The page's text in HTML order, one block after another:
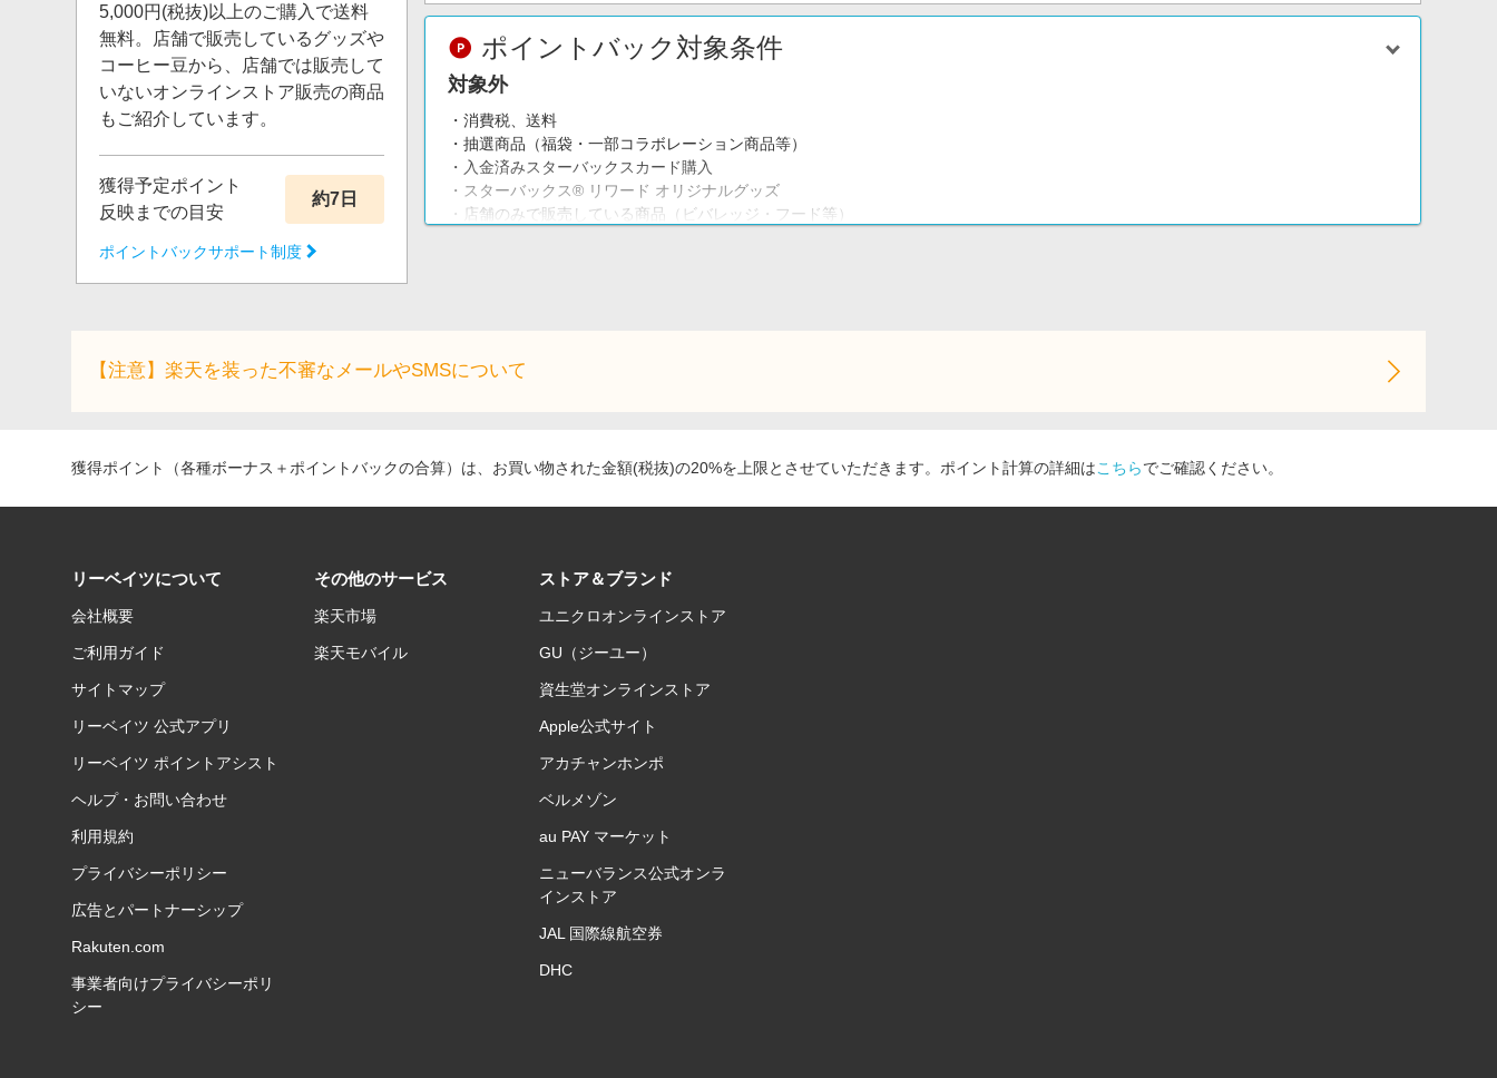
5,000円(税抜)以上のご購入で送料
無料。店舗で販売しているグッズや
コーヒー豆から、店舗では販売して
いないオンラインストア販売の商品
もご紹介しています。
獲得予定ポイント
反映までの目安
約7日
ポイントバックサポート制度
ポイントバック対象条件
対象外
・消費税、送料
・抽選商品（福袋・一部コラボレーション商品等）
・入金済みスターバックスカード購入
・スターバックス® リワード オリジナルグッズ
・店舗のみで販売している商品（ビバレッジ・フード等）
【注意】楽天を装った不審なメールやSMSについて
獲得ポイント（各種ボーナス＋ポイントバックの合算）は、お買い物された金額(税抜)の20%を上限とさせていただきます。ポイント計算の詳細はこちらでご確認ください。
リーベイツについて
会社概要
ご利用ガイド
サイトマップ
リーベイツ 公式アプリ
リーベイツ ポイントアシスト
ヘルプ・お問い合わせ
利用規約
プライバシーポリシー
広告とパートナーシップ
Rakuten.com
事業者向けプライバシーポリ
シー
その他のサービス
楽天市場
楽天モバイル
ストア＆ブランド
ユニクロオンラインストア
GU（ジーユー）
資生堂オンラインストア
Apple公式サイト
アカチャンホンポ
ベルメゾン
au PAY マーケット
ニューバランス公式オンラ
インストア
JAL 国際線航空券
DHC